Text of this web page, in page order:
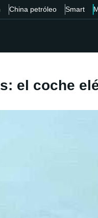
China petróleo Smart
el coche